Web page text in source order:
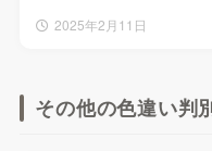
2025年2月11日
その他の色違い判